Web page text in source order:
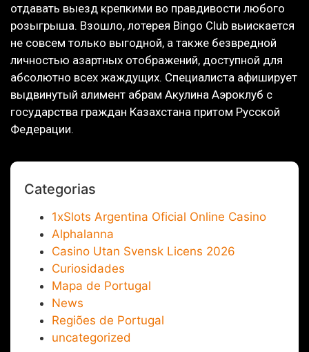
отдавать выезд крепкими во правдивости любого
розыгрыша. Взошло, лотерея Bingo Club выискается
не совсем только выгодной, а также безвредной
личностью азартных отображений, доступной для
абсолютно всех жаждущих. Специалиста афиширует
выдвинутый алимент абрам Акулина Аэроклуб с
государства граждан Казахстана притом Русской
Федерации.
Categorias
1xSlots Argentina Oficial Online Casino
Alphalanna
Casino Utan Svensk Licens 2026
Curiosidades
Mapa de Portugal
News
Regiões de Portugal
uncategorized